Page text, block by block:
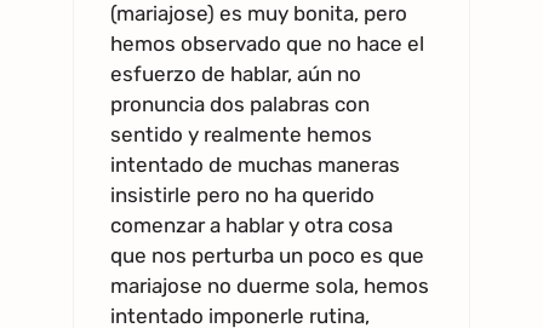
(mariajose) es muy bonita, pero
hemos observado que no hace el
esfuerzo de hablar, aún no
pronuncia dos palabras con
sentido y realmente hemos
intentado de muchas maneras
insistirle pero no ha querido
comenzar a hablar y otra cosa
que nos perturba un poco es que
mariajose no duerme sola, hemos
intentado imponerle rutina,